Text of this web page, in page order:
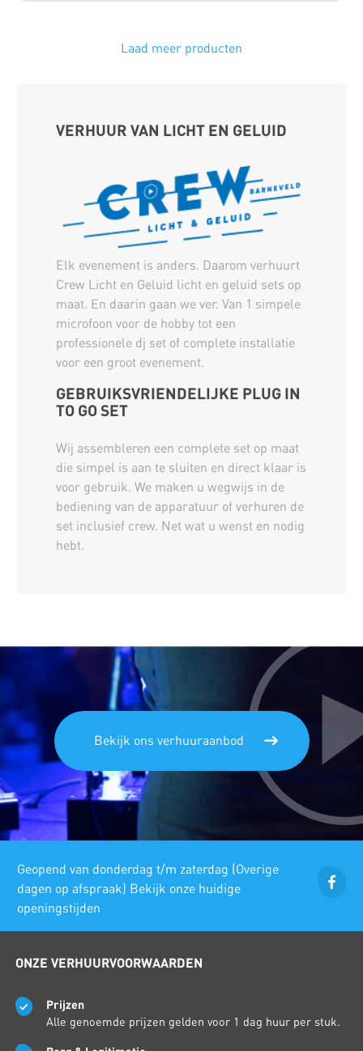
Laad meer producten
VERHUUR VAN LICHT EN GELUID
Elk evenement is anders. Daarom verhuurt
Crew Licht en Geluid licht en geluid sets op
maat. En daarin gaan we ver. Van 1 simpele
microfoon voor de hobby tot een
professionele dj set of complete installatie
voor een groot evenement.
GEBRUIKSVRIENDELIJKE PLUG IN
TO GO SET
Wij assembleren een complete set op maat
die simpel is aan te sluiten en direct klaar is
voor gebruik. We maken u wegwijs in de
bediening van de apparatuur of verhuren de
set inclusief crew. Net wat u wenst en nodig
hebt.
Bekijk ons verhuuraanbod
Geopend van donderdag t/m zaterdag (Overige
dagen op afspraak) Bekijk onze huidige
openingstijden
ONZE VERHUURVOORWAARDEN
Prijzen
Alle genoemde prijzen gelden voor 1 dag huur per stuk.